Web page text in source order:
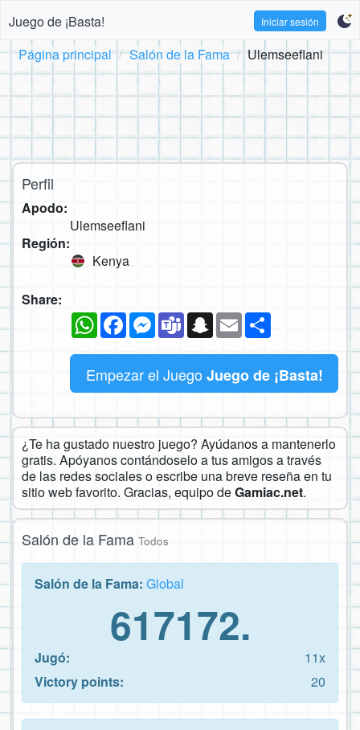
Juego de ¡Basta! Iniciar sesión
Página principal Salón de la Fama Ulemseeflani
Perfil
Apodo:
Ulemseeflani
Región:
Kenya
Share:
WhatsAppFacebookMessenger
TeamsSnapchat
Email
Empezar el Juego Juego de ¡Basta!
¿Te ha gustado nuestro juego? Ayúdanos a mantenerlo
gratis. Apóyanos contándoselo a tus amigos a través
de las redes sociales o escribe una breve reseña en tu
sitio web favorito. Gracias, equipo deGamiac.net.
Salón de la Fama Todos
Salón de la Fama: Global
617172.
Jugó:
11x
Victory points:
20